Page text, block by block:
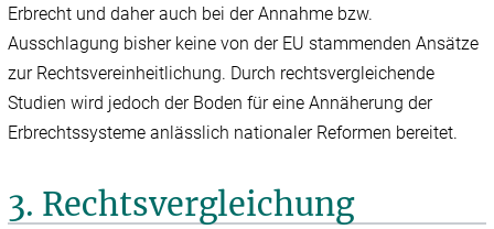
Erbrecht und daher auch bei der Annahme bzw.
Ausschlagung bisher keine von der EU stammenden Ansätze
zur Rechtsvereinheitlichung. Durch rechtsvergleichende
Studien wird jedoch der Boden für eine Annäherung der
Erbrechtssysteme anlässlich nationaler Reformen bereitet.
3. Rechtsvergleichung